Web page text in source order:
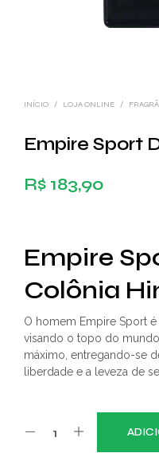
INÍCIO / LOJA ONLINE /
Empire Sport
R$ 183,90
Empire
Colônia
O homem Empire Sport
visando o topo do
máximo, entregando-se
liberdade e a leveza de